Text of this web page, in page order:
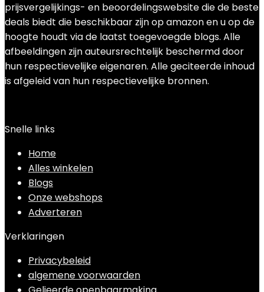
prijsvergelijkings- en beoordelingswebsite die de beste
deals biedt die beschikbaar zijn op amazon en u op de
hoogte houdt via de laatst toegevoegde blogs. Alle
afbeeldingen zijn auteursrechtelijk beschermd door
hun respectievelijke eigenaren. Alle geciteerde inhoud
is afgeleid van hun respectievelijke bronnen.
Snelle links
Home
Alles winkelen
Blogs
Onze webshops
Adverteren
Verklaringen
Privacybeleid
algemene voorwaarden